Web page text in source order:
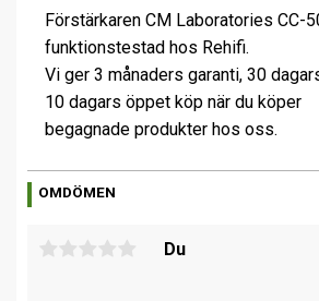
Förstärkaren CM Laboratories CC-
funktionstestad hos Rehifi.
Vi ger 3 månaders garanti, 30
10 dagars öppet köp när du köper
begagnade produkter hos oss.
OMDÖMEN
Du